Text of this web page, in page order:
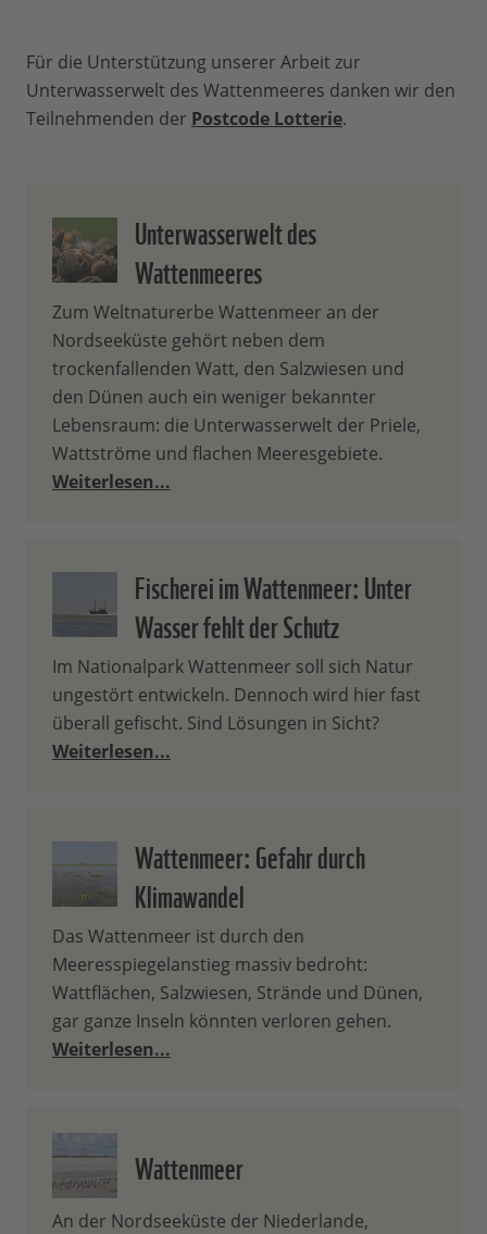
Für die Unterstützung unserer Arbeit zur
Unterwasserwelt des Wattenmeeres danken wir den
Teilnehmenden der Postcode Lotterie.
Unterwasserwelt des
Wattenmeeres
Zum Weltnaturerbe Wattenmeer an der
Nordseeküste gehört neben dem
trockenfallenden Watt, den Salzwiesen und
den Dünen auch ein weniger bekannter
Lebensraum: die Unterwasserwelt der Priele,
Wattströme und flachen Meeresgebiete.
Weiterlesen...
Fischerei im Wattenmeer: Unter
Wasser fehlt der Schutz
Im Nationalpark Wattenmeer soll sich Natur
ungestört entwickeln. Dennoch wird hier fast
überall gefischt. Sind Lösungen in Sicht?
Weiterlesen...
Wattenmeer: Gefahr durch
Klimawandel
Das Wattenmeer ist durch den
Meeresspiegelanstieg massiv bedroht:
Wattflächen, Salzwiesen, Strände und Dünen,
gar ganze Inseln könnten verloren gehen.
Weiterlesen...
Wattenmeer
An der Nordseeküste der Niederlande,